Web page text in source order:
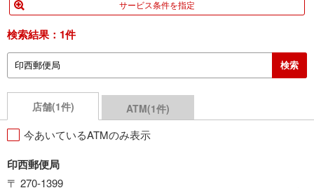
サービス条件を指定
検索結果： 1件
店舗(1件) ATM(1件)
今あいているATMのみ表示
印西郵便局
〒 270-1399